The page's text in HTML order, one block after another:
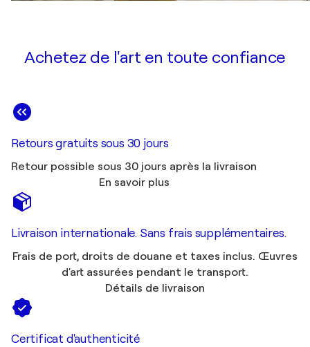
Achetez de l'art en toute confiance
Retours gratuits sous 30 jours
Retour possible sous 30 jours après la livraison
En savoir plus
Livraison internationale. Sans frais supplémentaires.
Frais de port, droits de douane et taxes inclus. Œuvres
d'art assurées pendant le transport.
Détails de livraison
Certificat d'authenticité